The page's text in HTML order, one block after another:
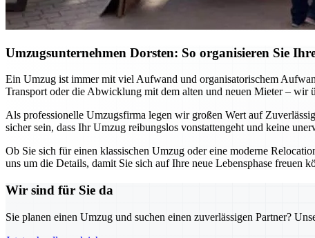
Umzugsunternehmen Dorsten: So organisieren Sie
Ein Umzug ist immer mit viel Aufwand und organisatorischem
Transport oder die Abwicklung mit dem alten und neuen Mieter – wir
Als professionelle Umzugsfirma legen wir großen Wert auf
sicher sein, dass Ihr Umzug reibungslos vonstattengeht und keine
Ob Sie sich für einen klassischen Umzug oder eine moderne
uns um die Details, damit Sie sich auf Ihre neue Lebensphase freuen
Wir sind für Sie da
Sie planen einen Umzug und suchen einen zuverlässigen Partner?